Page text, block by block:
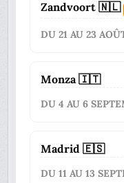
Zandvoort 🇳🇱
DU 21 AU 23
Monza 🇮🇹
DU 4 AU 6
Madrid 🇪🇸
DU 11 AU 13